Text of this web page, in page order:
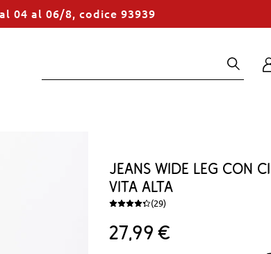
04 al 06/8, codice 93939
Jeans wide leg con
vita alta
(29)
27 99 €